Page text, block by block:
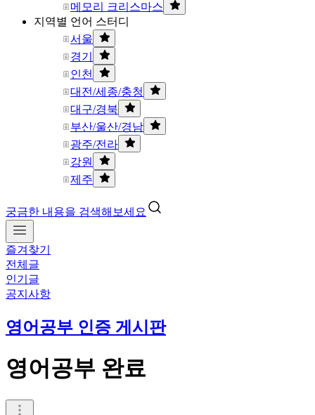
메모리 크리스마스
지역별 언어 스터디
서울
경기
인천
대전/세종/충청
대구/경북
부산/울산/경남
광주/전라
강원
제주
궁금한 내용을 검색해보세요
즐겨찾기
전체글
인기글
공지사항
영어공부 인증 게시판
영어공부 완료